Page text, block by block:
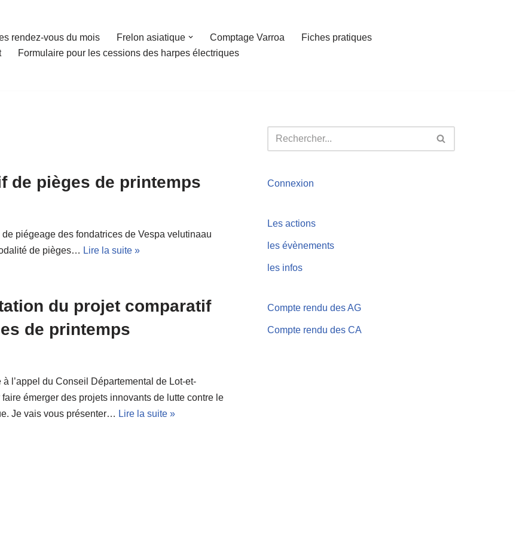
rendez-vous du mois Frelon asiatique Comptage Varroa
Fiches pratiques
Formulaire pour les cessions des harpes électriques
de pièges de printemps
piégeage des fondatrices de Vespa velutinaau
de pièges… Lire la suite »
du projet comparatif
de printemps
à l’appel du Conseil Départemental de Lot-et-
émerger des projets innovants de lutte contre le
Je vais vous présenter… Lire la suite »
Connexion
Les actions
les évènements
les infos
Compte rendu des AG
Compte rendu des CA